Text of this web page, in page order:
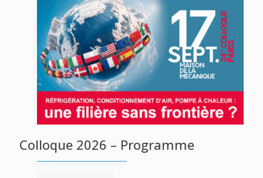
Colloque 2026 – Programme